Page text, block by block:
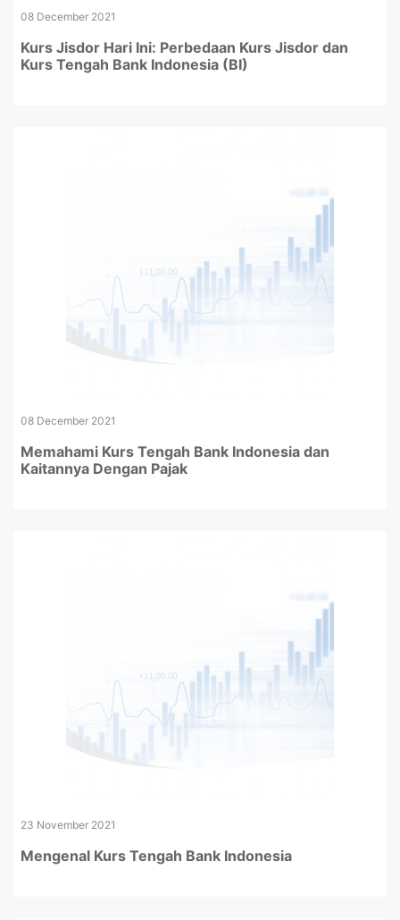
08 December 2021
Kurs Jisdor Hari Ini: Perbedaan Kurs Jisdor dan
Kurs Tengah Bank Indonesia (BI)
08 December 2021
Memahami Kurs Tengah Bank Indonesia dan
Kaitannya Dengan Pajak
23 November 2021
Mengenal Kurs Tengah Bank Indonesia